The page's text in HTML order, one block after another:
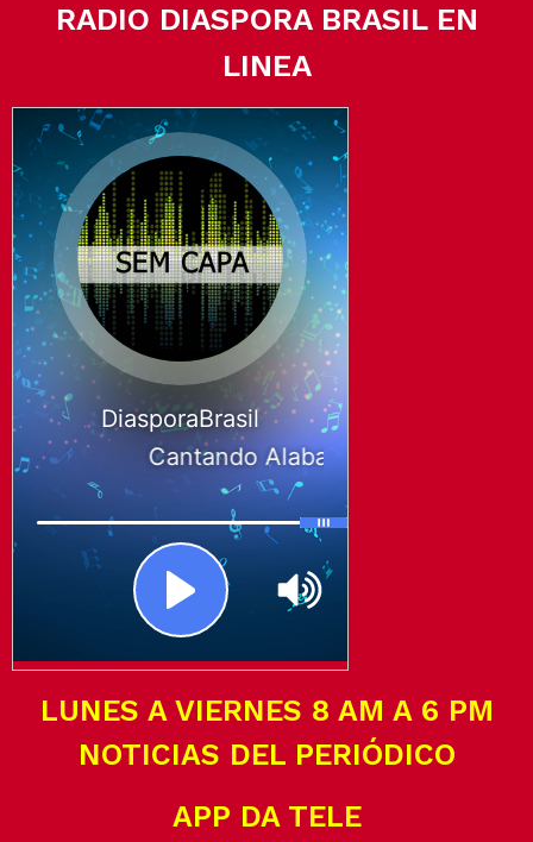
RADIO DIASPORA BRASIL EN
LINEA
LUNES A VIERNES 8 AM A 6 PM
NOTICIAS DEL PERIÓDICO
APP DA TELE